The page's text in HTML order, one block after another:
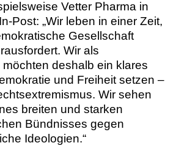
Vetter Pharma in
Post: „Wir leben in einer Zeit,
Gesellschaft
Wir als
deshalb ein klares
und Freiheit setzen –
Wir sehen
breiten und starken
Bündnisses gegen
Ideologien.“